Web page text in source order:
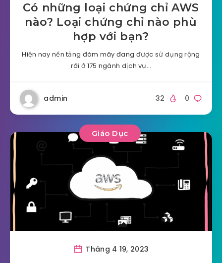
Có những loại chứng chỉ AWS
nào? Loại chứng chỉ nào phù
hợp với bạn?
Hiện nay nền tảng đám mây đang được sử dụng rộng
rãi ở 175 ngành dịch vụ…
admin 0
32
Giáo Dục
Tháng 4 19, 2023